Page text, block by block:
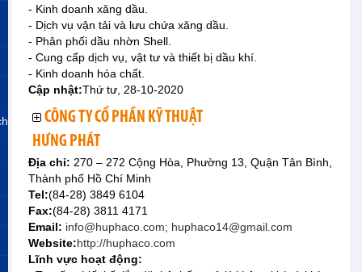
- Kinh doanh xăng dầu.
- Dịch vụ vận tải và lưu chứa xăng dầu.
- Phân phối dầu nhờn Shell.
- Cung cấp dịch vụ, vật tư và thiết bị dầu khí.
- Kinh doanh hóa chất.
Cập nhật:Thứ tư, 28-10-2020
CÔNG TY CỔ PHẦN KỸ THUẬT
HƯNG PHÁT
Địa chỉ: 270 – 272 Cộng Hòa, Phường 13, Quận Tân Bình,
Thành phố Hồ Chí Minh
Tel:(84-28) 3849 6104
Fax:(84-28) 3811 4171
Email: info@huphaco.com; huphaco14@gmail.com
Website:http://huphaco.com
Lĩnh vực hoạt động: